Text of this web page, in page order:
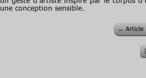
une conception sensible.
← Article